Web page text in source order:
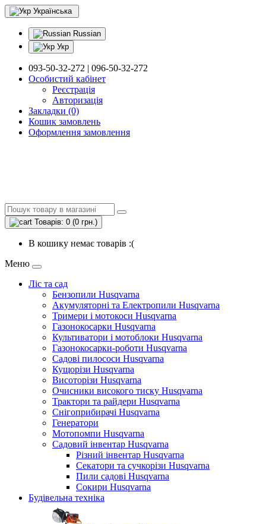
Українська
Russian
Укр
093-50-32-272 | 096-50-32-272
Особистий кабінет
Реєстрація
Авторизація
Закладки (0)
Кошик замовлень
Оформлення замовлення
Товарів: 0 (0 грн.)
В кошику немає товарів :(
Меню
Ліс та сад
Бензопили Husqvarna
Акумуляторні та Електропили Husqvarna
Тримери і мотокоси Husqvarna
Газонокосарки Husqvarna
Культиватори і мотоблоки Husqvarna
Газонокосарки-роботи Husqvarna
Садові пилососи Husqvarna
Кущорізи Husqvarna
Висоторізи Husqvarna
Очисники високого тиску Husqvarna
Трактори та райдери Husqvarna
Снігоприбирачі Husqvarna
Генератори
Мотопомпи Husqvarna
Садовий інвентар Husqvarna
Різний інвентар Husqvarna
Секатори та сучкорізи Husqvarna
Пили садові Husqvarna
Сокири Husqvarna
Будівельна техніка